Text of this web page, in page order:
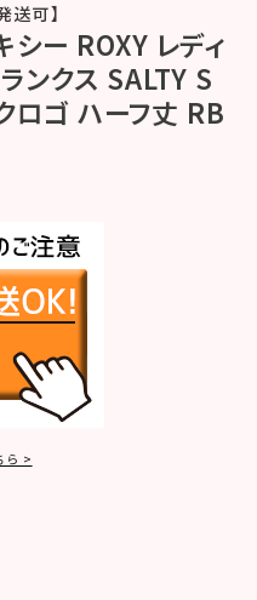
送可】
シー ROXY レディ
ンクス SALTY S
ロゴ ハーフ丈 RB
ら >